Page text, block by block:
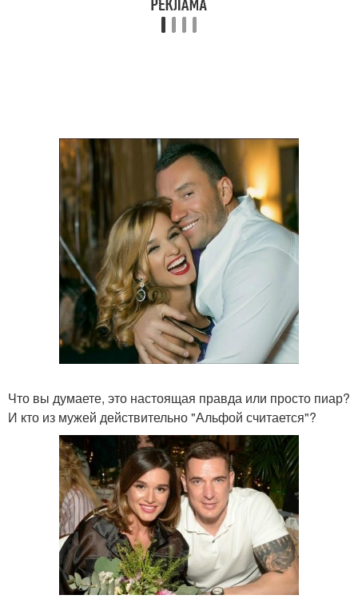
Что вы думаете, это настоящая правда или просто пиар?
И кто из мужей действительно "Альфой считается"?